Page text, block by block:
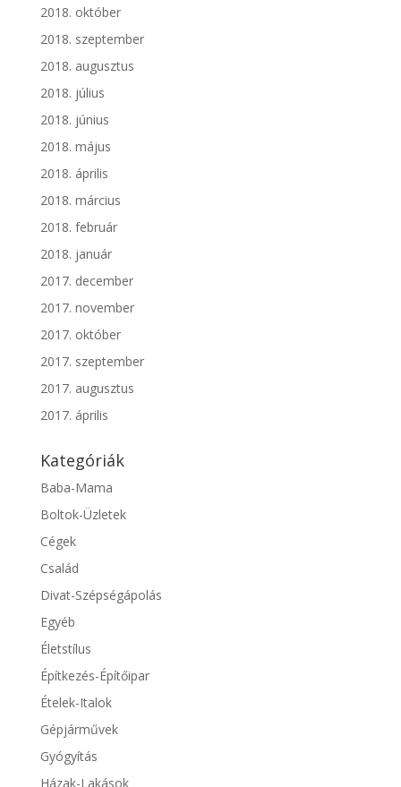
2018. október
2018. szeptember
2018. augusztus
2018. július
2018. június
2018. május
2018. április
2018. március
2018. február
2018. január
2017. december
2017. november
2017. október
2017. szeptember
2017. augusztus
2017. április
Kategóriák
Baba-Mama
Boltok-Üzletek
Cégek
Család
Divat-Szépségápolás
Egyéb
Életstílus
Építkezés-Építőipar
Ételek-Italok
Gépjárművek
Gyógyítás
Házak-Lakások